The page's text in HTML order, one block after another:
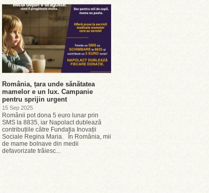
România, țara unde sănătatea
mamelor e un lux. Campanie
pentru sprijin urgent
15 Sep 2025
Românii pot dona 5 euro lunar prin
SMS la 8835, iar Napolact dublează
contribuțiile către Fundația Inovații
Sociale Regina Maria. În România, mii
de mame bolnave din medii
defavorizate trăiesc...